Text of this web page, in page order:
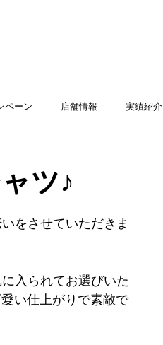
ペーン 店舗情報 実績紹介
ツ♪
をさせていただきま
入られてお選びいた
い仕上がりで素敵で